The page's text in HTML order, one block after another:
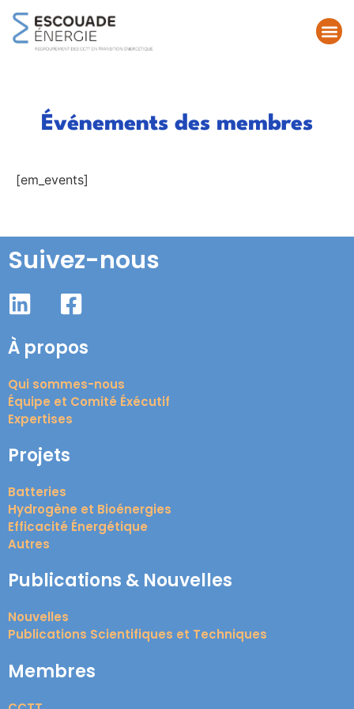
Événements des membres
[em_events]
Suivez-nous
À propos
Qui sommes-nous
Équipe et Comité Éxécutif
Expertises
Projets
Batteries
Hydrogène et Bioénergies
Efficacité Énergétique
Autres
Publications & Nouvelles
Nouvelles
Publications Scientifiques et Techniques
Membres